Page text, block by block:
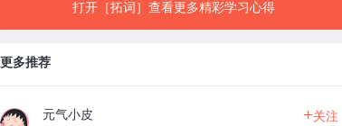
打开［拓词］查看更多精彩学习心得
更多推荐
元气小皮 +关注